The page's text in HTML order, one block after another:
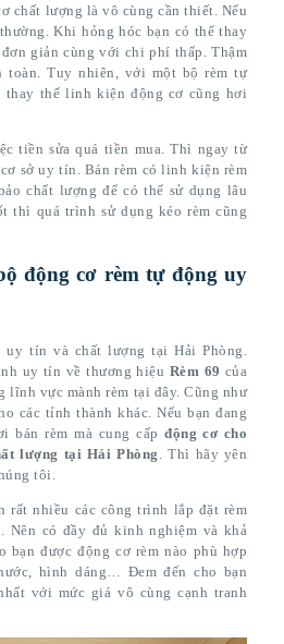
chất lượng là vô cùng cần thiết. Nếu
Khi hỏng hóc bạn có thể thay
giản cùng với chi phí thấp. Thậm
toàn. Tuy nhiên, với một bộ rèm tự
thế linh kiện động cơ cũng hơi
tiền sửa quá tiền mua. Thì ngay từ
sở uy tín. Bán rèm có linh kiện rèm
chất lượng để có thể sử dụng lâu
thì quá trình sử dụng kéo rèm cũng
động cơ rèm tự động uy
uy tín và chất lượng tại Hải Phòng.
uy tín về thương hiệu Rèm 69 của
lĩnh vực mành rèm tại đây. Cũng như
các tỉnh thành khác. Nếu bạn đang
bán rèm mà cung cấp động cơ cho
lượng tại Hải Phòng . Thì hãy yên
tôi.
rất nhiều các công trình lắp đặt rèm
Nên có đầy đủ kinh nghiệm và khả
bạn được động cơ rèm nào phù hợp
hình dáng… Đem đến cho bạn
với mức giá vô cùng cạnh tranh